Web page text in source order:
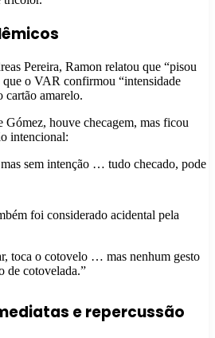
Pereira, Ramon relatou que “pisou
que o VAR confirmou “intensidade
cartão amarelo.
Gómez, houve checagem, mas ficou
intencional:
sem intenção … tudo checado, pode
foi considerado acidental pela
toca o cotovelo … mas nenhum gesto
de cotovelada.”
e repercussão